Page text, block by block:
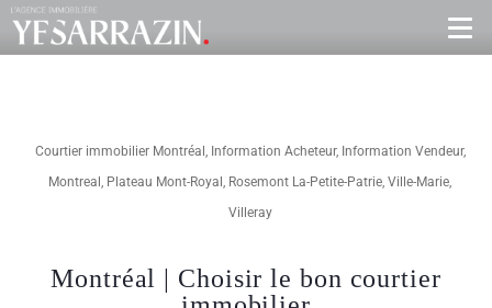
Courtier immobilier Montréal , Information Acheteur, Information Vendeur,
Montreal , Plateau Mont-Royal , Rosemont La-Petite-Patrie, Ville-Marie,
Villeray
Montréal | Choisir le bon courtier